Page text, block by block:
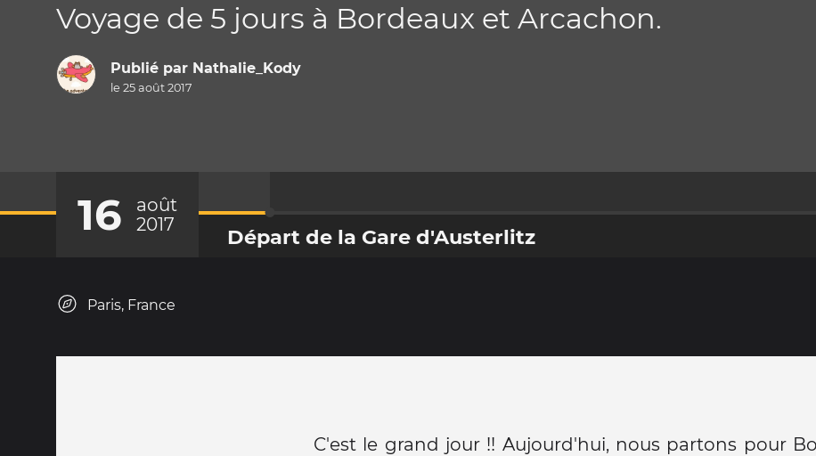
Voyage de 5 jours à Bordeaux et Arcachon.
Publié par Nathalie_Kody
le 25 août 2017
16
août
2017
Départ de la Gare d'Austerlitz
Paris, France
C'est le grand jour !! Aujourd'hui, nous partons pour